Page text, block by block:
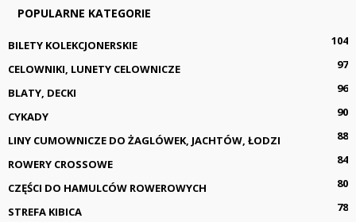
POPULARNE KATEGORIE
BILETY KOLEKCJONERSKIE
104
CELOWNIKI, LUNETY CELOWNICZE
97
BLATY, DECKI
96
CYKADY
90
LINY CUMOWNICZE DO ŻAGLÓWEK, JACHTÓW, ŁODZI
88
ROWERY CROSSOWE
84
CZĘŚCI DO HAMULCÓW ROWEROWYCH
80
STREFA KIBICA
78